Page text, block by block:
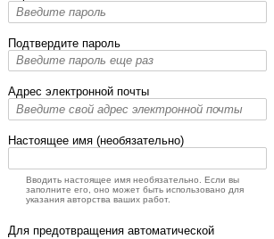
Подтвердите пароль
Адрес электронной почты
Настоящее имя (необязательно)
Вводить настоящее имя необязательно. Если вы
заполните его, оно может быть использовано для
указания авторства ваших работ.
Для предотвращения автоматической